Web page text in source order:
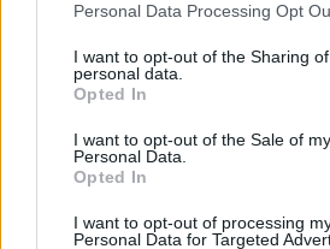
Personal Data Processing Opt
I want to opt-out of the Sharing
personal data.
Opted In
I want to opt-out of the Sale of my
Personal Data.
Opted In
I want to opt-out of processing
Personal Data for Targeted
részterületeken volt tapasztalható
utóbbi időszakban. Az adatok
az ingatlanpiacon mutatkozó
KEDVES OLVASÓNK!
A keresett cikk a portfolio.hu